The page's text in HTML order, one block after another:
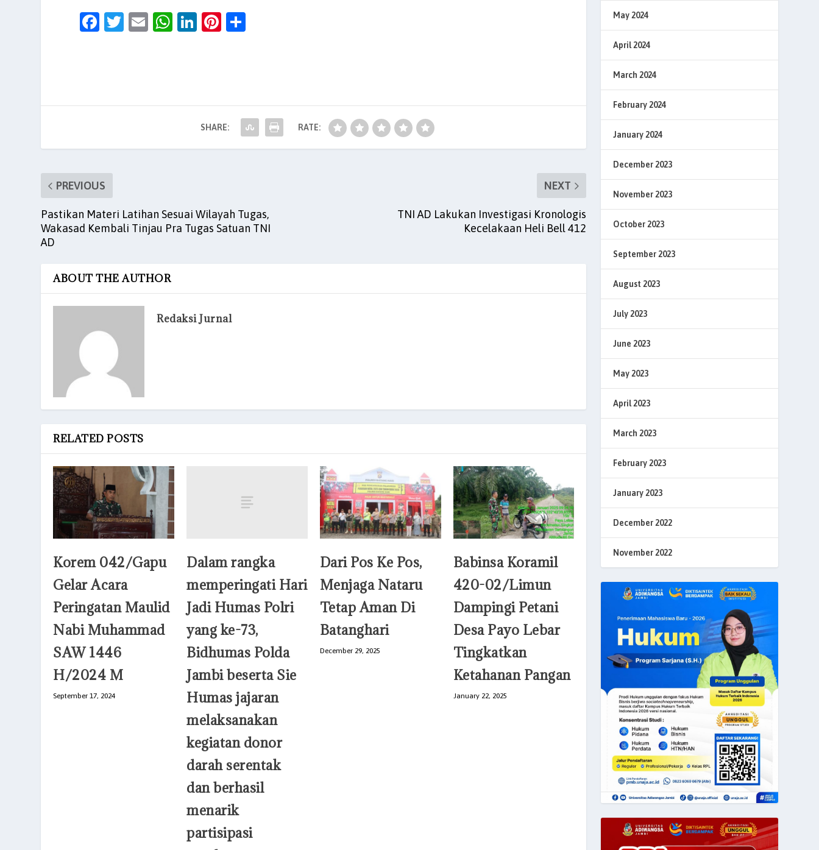
F
b
T
E
W
A
Li
dI
n
Pi
t
SHARE: RATE:
PREVIOUS
Pastikan Materi Latihan Sesuai Wilayah Tugas,
Wakasad Kembali Tinjau Pra Tugas Satuan TNI
AD
NEXT
TNI AD Lakukan Investigasi Kronologis
Kecelakaan Heli Bell 412
ABOUT THE AUTHOR
Redaksi Jurnal
RELATED POSTS
Korem 042/Gapu
Gelar Acara
Peringatan Maulid
Nabi Muhammad
SAW 1446
H/2024 M
September 17, 2024
Dalam rangka
memperingati Hari
Jadi Humas Polri
yang ke-73,
Bidhumas Polda
Jambi beserta Sie
Humas jajaran
melaksanakan
kegiatan donor
darah serentak
dan berhasil
menarik
partisipasi
Dari Pos Ke Pos,
Menjaga Nataru
Tetap Aman Di
Batanghari
December 29, 2025
Babinsa Koramil
420-02/Limun
Dampingi Petani
Desa Payo Lebar
Tingkatkan
Ketahanan Pangan
January 22, 2025
May 2024
April 2024
March 2024
February 2024
January 2024
December 2023
November 2023
October 2023
September 2023
August 2023
July 2023
June 2023
May 2023
April 2023
March 2023
February 2023
January 2023
December 2022
November 2022